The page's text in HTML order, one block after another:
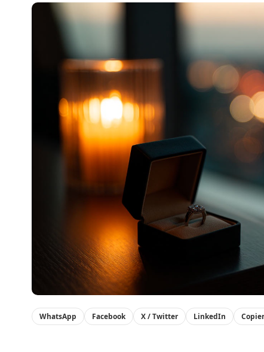
WhatsApp Facebook X / Twitter LinkedIn